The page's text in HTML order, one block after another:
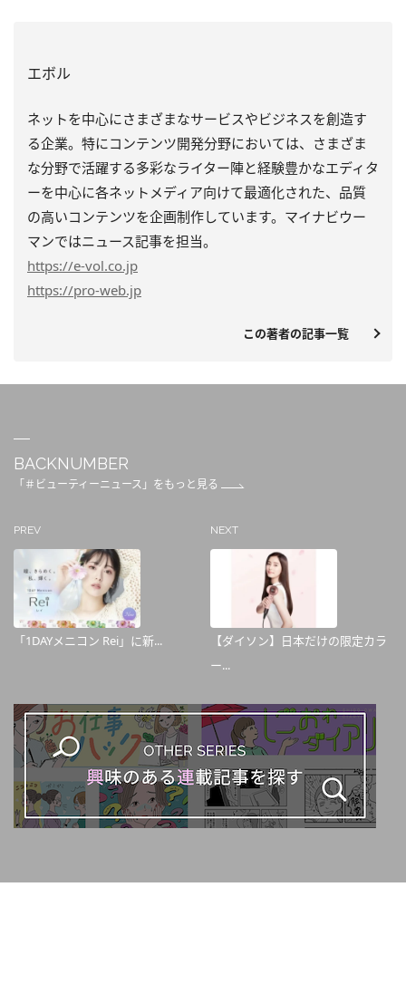
エボル
ネットを中心にさまざまなサービスやビジネスを創造す
る企業。特にコンテンツ開発分野においては、さまざま
な分野で活躍する多彩なライター陣と経験豊かなエディタ
ーを中心に各ネットメディア向けて最適化された、品質
の高いコンテンツを企画制作しています。マイナビウー
マンではニュース記事を担当。
https://e-vol.co.jp
https://pro-web.jp
この著者の記事一覧
BACKNUMBER
「＃ビューティーニュース」をもっと見る
PREV
「1DAYメニコン Rei」に新...
NEXT
【ダイソン】日本だけの限定カラ
ー...